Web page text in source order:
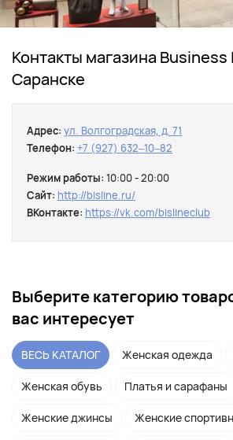
Контакты магазина Business
Саранске
Адрес: ул. Волгоградская, д. 71
Телефон: +7 (927) 632‒10‒82
Режим работы: 10:00 - 20:00
Сайт: http://bisline.ru/
ВКонтакте: https://vk.com/bislineclub
Выберите категорию
вас интересует
ВЕСЬ КАТАЛОГ Женская одежда
Женская обувь Платья и сарафаны
Женские джинсы Женские